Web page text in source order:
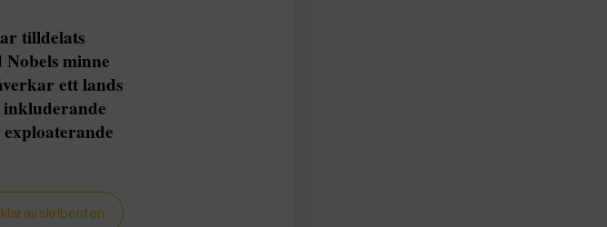
tilldelats
minne
ett lands
av skribenten